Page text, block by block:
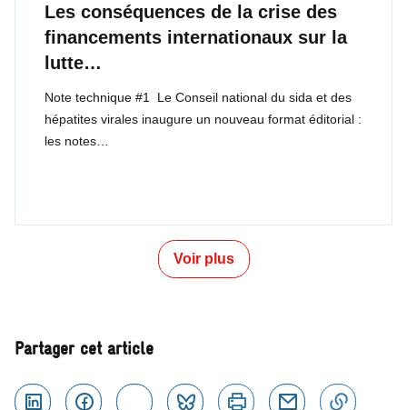
Les conséquences de la crise des
financements internationaux sur la
lutte…
Note technique #1 Le Conseil national du sida et des
hépatites virales inaugure un nouveau format éditorial :
les notes…
Voir plus
Partager cet article
Linkedin FacebookTwitter Bluesky Imprimer Courriel